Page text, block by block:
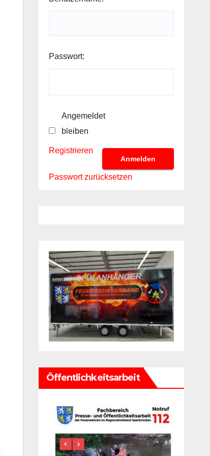
Passwort:
Angemeldet
bleiben
Anmelden
Registrieren
Passwort zurücksetzen
Öffentlichkeitsarbeit